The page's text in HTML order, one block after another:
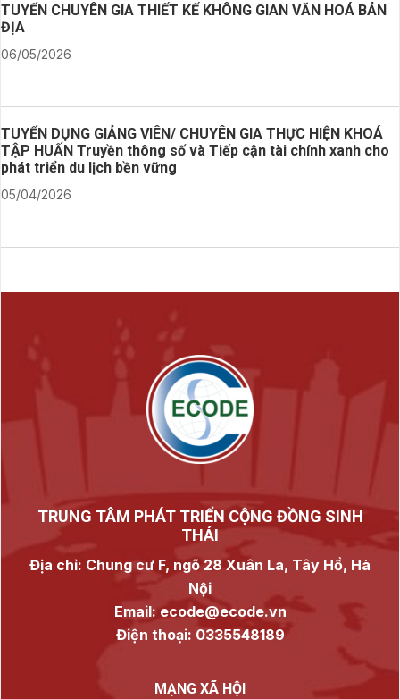
TUYỂN CHUYÊN GIA THIẾT KẾ KHÔNG GIAN VĂN HOÁ BẢN
ĐỊA
06/05/2026
TUYỂN DỤNG GIẢNG VIÊN/ CHUYÊN GIA THỰC HIỆN KHOÁ
TẬP HUẤN Truyền thông số và Tiếp cận tài chính xanh cho
phát triển du lịch bền vững
05/04/2026
TRUNG TÂM PHÁT TRIỂN CỘNG ĐỒNG SINH
THÁI
Địa chỉ: Chung cư F, ngõ 28 Xuân La, Tây Hồ, Hà
Nội
Email: ecode@ecode.vn
Điện thoại: 0335548189
MẠNG XÃ HỘI